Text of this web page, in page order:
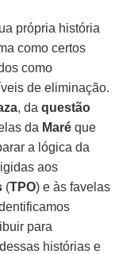
própria história
como certos
como
de eliminação.
, daquestão
da Maré que
a lógica da
aos
(TPO) e às favelas
para
histórias e